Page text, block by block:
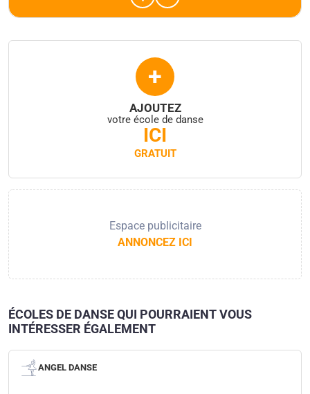
+
AJOUTEZ
votre école de danse
ICI
GRATUIT
Espace publicitaire
ANNONCEZ ICI
ÉCOLES DE DANSE QUI POURRAIENT VOUS
INTÉRESSER ÉGALEMENT
ANGEL DANSE